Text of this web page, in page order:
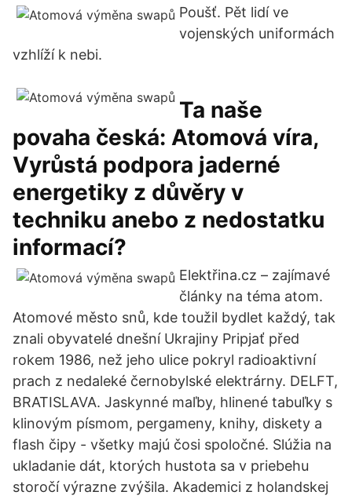
Poušť. Pět lidí ve
vojenských uniformách
vzhlíží k nebi.
Ta naše
povaha česká: Atomová víra,
Vyrůstá podpora jaderné
energetiky z důvěry v
techniku anebo z nedostatku
informací?
Elektřina.cz – zajímavé
články na téma atom.
Atomové město snů, kde toužil bydlet každý, tak
znali obyvatelé dnešní Ukrajiny Pripjať před
rokem 1986, než jeho ulice pokryl radioaktivní
prach z nedaleké černobylské elektrárny. DELFT,
BRATISLAVA. Jaskynné maľby, hlinené tabuľky s
klinovým písmom, pergameny, knihy, diskety a
flash čipy - všetky majú čosi spoločné. Slúžia na
ukladanie dát, ktorých hustota sa v priebehu
storočí výrazne zvýšila. Akademici z holandskej